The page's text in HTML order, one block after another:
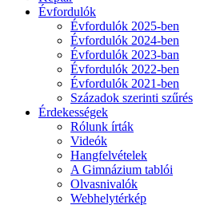
Évfordulók
Évfordulók 2025-ben
Évfordulók 2024-ben
Évfordulók 2023-ban
Évfordulók 2022-ben
Évfordulók 2021-ben
Századok szerinti szűrés
Érdekességek
Rólunk írták
Videók
Hangfelvételek
A Gimnázium tablói
Olvasnivalók
Webhelytérkép